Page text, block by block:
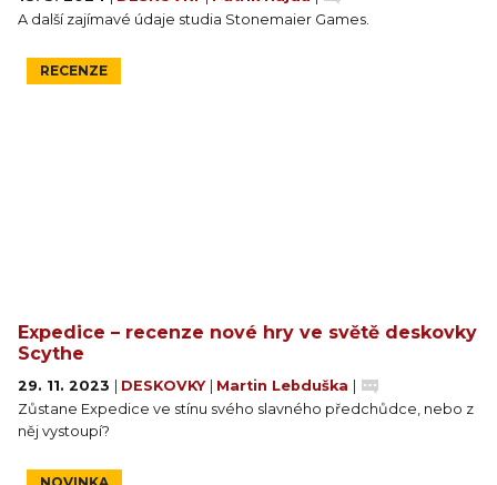
A další zajímavé údaje studia Stonemaier Games.
RECENZE
Expedice – recenze nové hry ve světě deskovky
Scythe
29. 11. 2023 DESKOVKY Martin Lebduška
Zůstane Expedice ve stínu svého slavného předchůdce, nebo z
něj vystoupí?